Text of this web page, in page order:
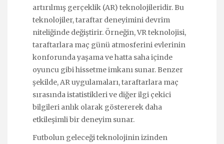
artırılmış gerçeklik (AR) teknolojileridir. Bu
teknolojiler, taraftar deneyimini devrim
niteliğinde değiştirir. Örneğin, VR teknolojisi,
taraftarlara maç günü atmosferini evlerinin
konforunda yaşama ve hatta saha içinde
oyuncu gibi hissetme imkanı sunar. Benzer
şekilde, AR uygulamaları, taraftarlara maç
sırasında istatistikleri ve diğer ilgi çekici
bilgileri anlık olarak göstererek daha
etkileşimli bir deneyim sunar.
Futbolun geleceği teknolojinin izinden